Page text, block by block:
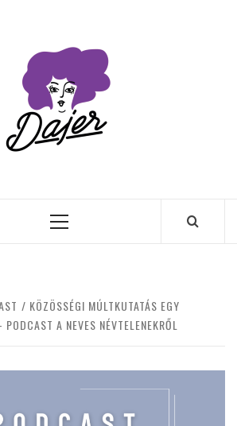
Primary
KÖZÖSSÉGI MÚLTKUTATÁS EGY
A NEVES NÉVTELENEKRŐL